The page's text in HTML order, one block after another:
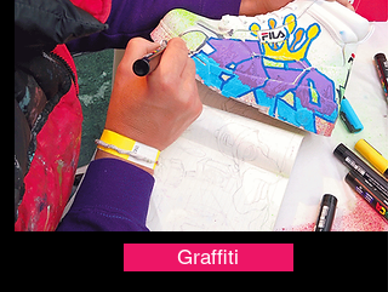
Graffiti